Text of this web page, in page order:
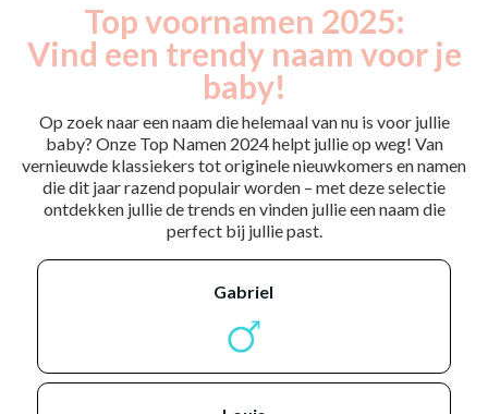
Top voornamen 2025:
Vind een trendy naam voor je
baby!
Op zoek naar een naam die helemaal van nu is voor jullie
baby? Onze Top Namen 2024 helpt jullie op weg! Van
vernieuwde klassiekers tot originele nieuwkomers en namen
die dit jaar razend populair worden – met deze selectie
ontdekken jullie de trends en vinden jullie een naam die
perfect bij jullie past.
gabriel